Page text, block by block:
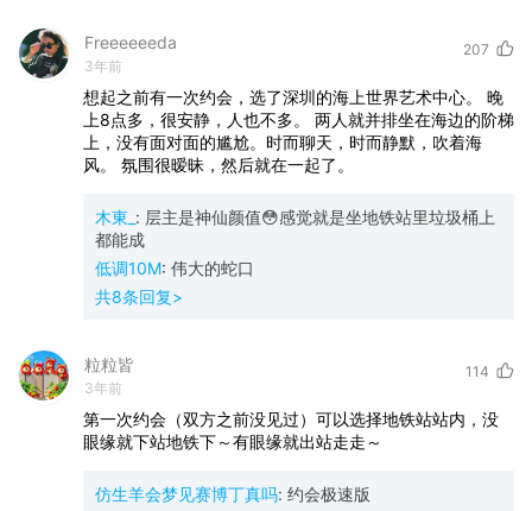
Freeeeeeda
3年前
207
想起之前有一次约会，选了深圳的海上世界艺术中心。
晚
上8点多，很安静，人也不多。
两人就并排坐在海边的阶梯
上，没有面对面的尴尬。时而聊天，时而静默，吹着海
风。
氛围很暧昧，然后就在一起了。
木東_ : 层主是神仙颜值😳感觉就是坐地铁站里垃圾桶上
都能成
低调10M: 伟大的蛇口
共8条回复>
粒粒皆
3年前
114
第一次约会（双方之前没见过）可以选择地铁站站内，没
眼缘就下站地铁下～有眼缘就出站走走～
仿生羊会梦见赛博丁真吗: 约会极速版